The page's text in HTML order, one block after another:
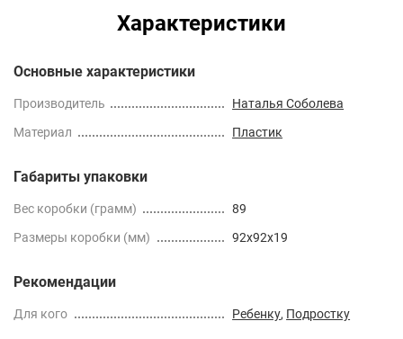
Характеристики
Основные характеристики
Производитель
Наталья Соболева
Материал
Пластик
Габариты упаковки
Вес коробки (грамм)
89
Размеры коробки (мм)
92x92x19
Рекомендации
Для кого Ребенку, Подростку